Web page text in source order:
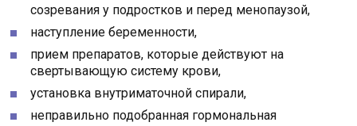
созревания у подростков и перед менопаузой,
наступление беременности,
прием препаратов, которые действуют на
свертывающую систему крови,
установка внутриматочной спирали,
неправильно подобранная гормональная